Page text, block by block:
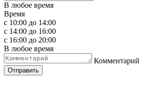
В любое время
Время
с 10:00 до 14:00
с 14:00 до 16:00
с 16:00 до 20:00
В любое время
Комментарий
Отправить